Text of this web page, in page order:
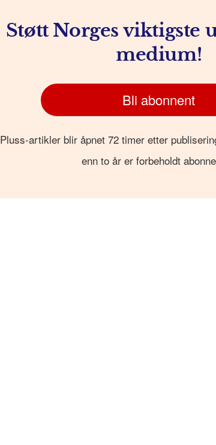
Støtt Norges viktigste
medium!
Bli abonnent
Pluss-artikler blir åpnet 72 timer etter
enn to år er forbeholdt